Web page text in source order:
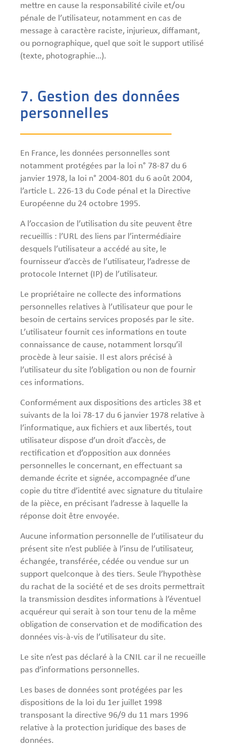
mettre en cause la responsabilité civile et/ou
pénale de l’utilisateur, notamment en cas de
message à caractère raciste, injurieux, diffamant,
ou pornographique, quel que soit le support utilisé
(texte, photographie…).
7. Gestion des données
personnelles
En France, les données personnelles sont
notamment protégées par la loi n° 78-87 du 6
janvier 1978, la loi n° 2004-801 du 6 août 2004,
l’article L. 226-13 du Code pénal et la Directive
Européenne du 24 octobre 1995.
A l’occasion de l’utilisation du site peuvent être
recueillis : l’URL des liens par l’intermédiaire
desquels l’utilisateur a accédé au site, le
fournisseur d’accès de l’utilisateur, l’adresse de
protocole Internet (IP) de l’utilisateur.
Le propriétaire ne collecte des informations
personnelles relatives à l’utilisateur que pour le
besoin de certains services proposés par le site.
L’utilisateur fournit ces informations en toute
connaissance de cause, notamment lorsqu’il
procède à leur saisie. Il est alors précisé à
l’utilisateur du site l’obligation ou non de fournir
ces informations.
Conformément aux dispositions des articles 38 et
suivants de la loi 78-17 du 6 janvier 1978 relative à
l’informatique, aux fichiers et aux libertés, tout
utilisateur dispose d’un droit d’accès, de
rectification et d’opposition aux données
personnelles le concernant, en effectuant sa
demande écrite et signée, accompagnée d’une
copie du titre d’identité avec signature du titulaire
de la pièce, en précisant l’adresse à laquelle la
réponse doit être envoyée.
Aucune information personnelle de l’utilisateur du
présent site n’est publiée à l’insu de l’utilisateur,
échangée, transférée, cédée ou vendue sur un
support quelconque à des tiers. Seule l’hypothèse
du rachat de la société et de ses droits permettrait
la transmission desdites informations à l’éventuel
acquéreur qui serait à son tour tenu de la même
obligation de conservation et de modification des
données vis-à-vis de l’utilisateur du site.
Le site n’est pas déclaré à la CNIL car il ne recueille
pas d’informations personnelles.
Les bases de données sont protégées par les
dispositions de la loi du 1er juillet 1998
transposant la directive 96/9 du 11 mars 1996
relative à la protection juridique des bases de
données.